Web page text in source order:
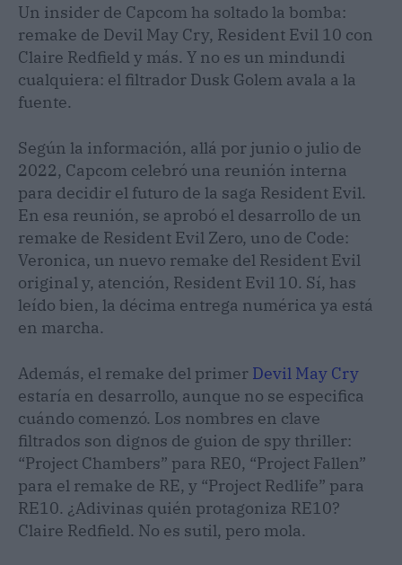
Un insider de Capcom ha soltado la bomba:
remake de Devil May Cry, Resident Evil 10 con
Claire Redfield y más. Y no es un mindundi
cualquiera: el filtrador Dusk Golem avala a la
fuente.
Según la información, allá por junio o julio de
2022, Capcom celebró una reunión interna
para decidir el futuro de la saga Resident Evil.
En esa reunión, se aprobó el desarrollo de un
remake de Resident Evil Zero, uno de Code:
Veronica, un nuevo remake del Resident Evil
original y, atención, Resident Evil 10. Sí, has
leído bien, la décima entrega numérica ya está
en marcha.
Además, el remake del primer Devil May Cry
estaría en desarrollo, aunque no se especifica
cuándo comenzó. Los nombres en clave
filtrados son dignos de guion de spy thriller:
“Project Chambers” para RE0, “Project Fallen”
para el remake de RE, y “Project Redlife” para
RE10. ¿Adivinas quién protagoniza RE10?
Claire Redfield. No es sutil, pero mola.